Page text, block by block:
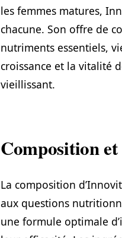
les femmes matures,
chacune. Son offre de
nutriments essentiels,
croissance et la vitalité
vieillissant.
Composition
La composition
aux questions
une formule optimale